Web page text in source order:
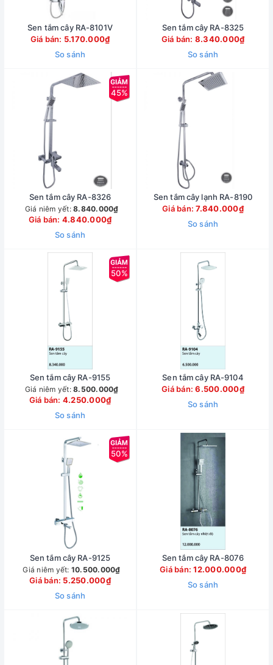
Sen tắm cây RA-8101V
Giá bán: 5.170.000₫
So sánh
Sen tắm cây RA-8325
Giá bán: 8.340.000₫
So sánh
45%
Sen tắm cây RA-8326
Giá niêm yết: 8.840.000₫
Giá bán: 4.840.000₫
So sánh
Sen tắm cây lạnh RA-8190
Giá bán:7.840.000₫
So sánh
50%
Sen tắm cây RA-9155
Giá niêm yết: 8.500.000₫
Giá bán: 4.250.000₫
So sánh
Sen tắm cây RA-9104
Giá bán:6.500.000₫
So sánh
50%
Sen tắm cây RA-9125
Giá niêm yết: 10.500.000₫
Giá bán: 5.250.000₫
So sánh
Sen tắm cây RA-8076
Giá bán:12.000.000₫
So sánh